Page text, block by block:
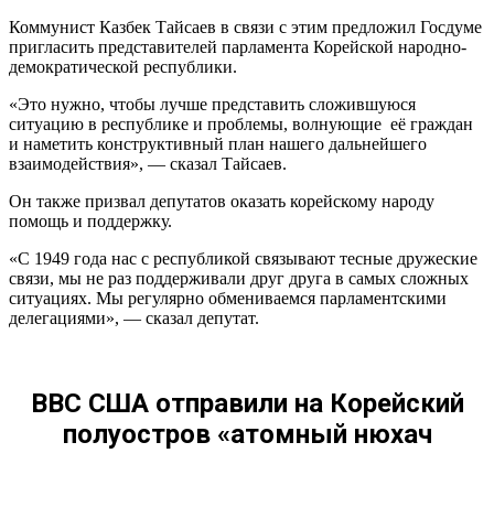
Коммунист Казбек Тайсаев в связи с этим предложил Госдуме
пригласить представителей парламента Корейской народно-
демократической республики.
«Это нужно, чтобы лучше представить сложившуюся
ситуацию в республике и проблемы, волнующие её граждан
и наметить конструктивный план нашего дальнейшего
взаимодействия», — сказал Тайсаев.
Он также призвал депутатов оказать корейскому народу
помощь и поддержку.
«С 1949 года нас с республикой связывают тесные дружеские
связи, мы не раз поддерживали друг друга в самых сложных
ситуациях. Мы регулярно обмениваемся парламентскими
делегациями», — сказал депутат.
ВВС США отправили на Корейский
полуостров «атомный нюхач